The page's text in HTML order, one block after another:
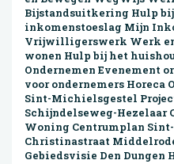
Bijstandsuitkering Hulp
inkomenstoeslag Mijn
Vrijwilligers­werk Werk
wonen Hulp bij het
Ondernemen Evenement
voor ondernemers Horeca
Sint-Michielsgestel
Schijndelseweg-Hezelaar
Woning Centrumplan
Christinastraat
Gebiedsvisie Den